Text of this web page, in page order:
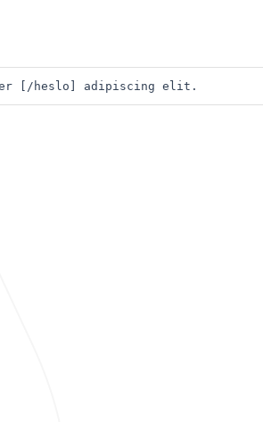
[/heslo] adipiscing elit.